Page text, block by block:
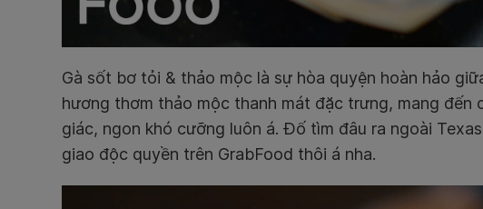
Gà sốt bơ tỏi & thảo mộc là sự hòa quyện hoàn hảo
hương thơm thảo mộc thanh mát đặc trưng, mang đến
giác, ngon khó cưỡng luôn á. Đố tìm đâu ra ngoài
giao độc quyền trên GrabFood thôi á nha.